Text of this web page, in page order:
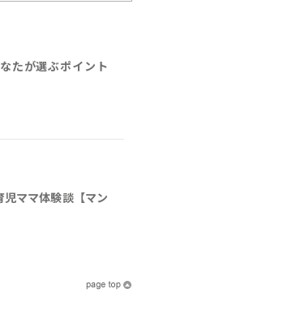
たが選ぶポイント
ママ体験談【マン